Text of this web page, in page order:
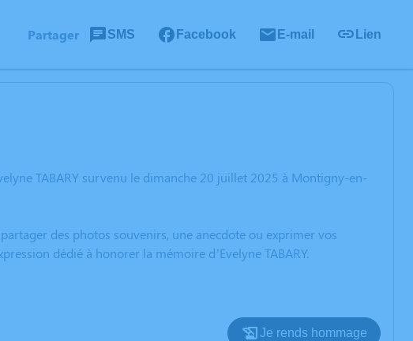
Partager SMS Facebook E-mail Lien
TABARY survenu le dimanche 20 juillet 2025 à Montigny-en-
des photos souvenirs, une anecdote ou exprimer vos
dédié à honorer la mémoire d’Evelyne TABARY.
Je rends hommage